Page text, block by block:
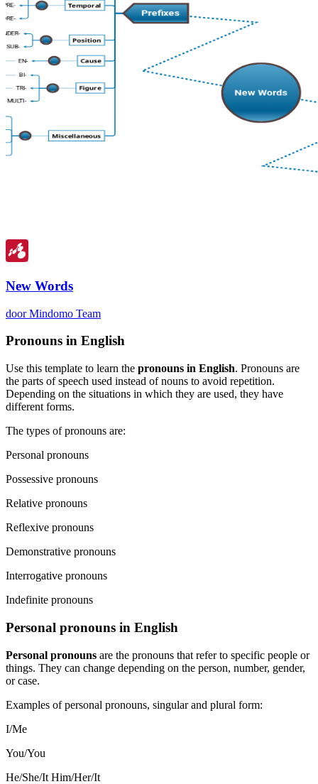
New Words
door Mindomo Team
Pronouns in English
Use this template to learn the pronouns in English. Pronouns are
the parts of speech used instead of nouns to avoid repetition.
Depending on the situations in which they are used, they have
different forms.
The types of pronouns are:
Personal pronouns
Possessive pronouns
Relative pronouns
Reflexive pronouns
Demonstrative pronouns
Interrogative pronouns
Indefinite pronouns
Personal pronouns in English
Personal pronouns are the pronouns that refer to specific people or
things. They can change depending on the person, number, gender,
or case.
Examples of personal pronouns, singular and plural form:
I/Me
You/You
He/She/It Him/Her/It